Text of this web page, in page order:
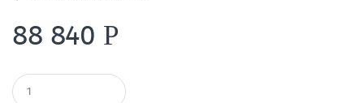
88 840 Р
К
о